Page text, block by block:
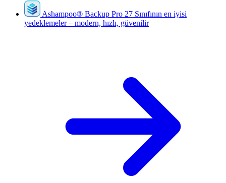
Ashampoo® Backup Pro 27 Sınıfının en iyisi
yedeklemeler – modern, hızlı, güvenilir